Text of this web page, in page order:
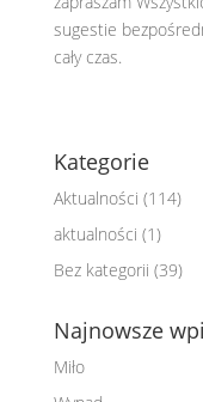
sugestie
cały czas.
Kategorie
Aktualności (114)
aktualności (1)
Bez kategorii (39)
Najnowsze
Miło